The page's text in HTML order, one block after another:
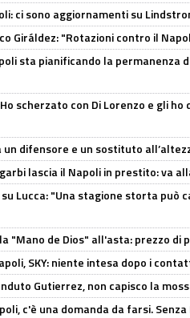
ci sono aggiornamenti su
Giráldez: "Rotazioni contro il
sta pianificando la permanenza
scherzato con Di Lorenzo e gli ho
un difensore e un sostituto
lascia il Napoli in prestito: va
su Lucca: "Una stagione storta può
"Mano de Dios" all'asta: prezzo di
SKY: niente intesa dopo i
Gutierrez, non capisco la
c'è una domanda da farsi.